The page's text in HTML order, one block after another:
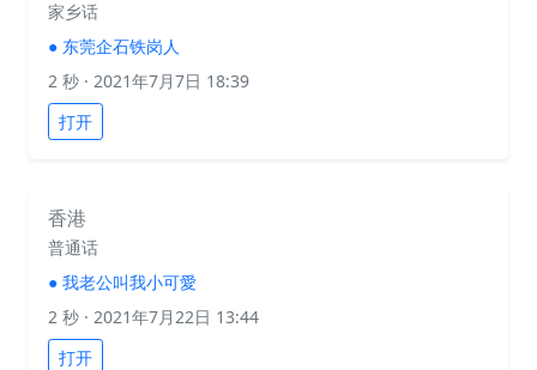
家乡话
● 东莞企石铁岗人
2 秒 · 2021年7月7日 18:39
打开
香港
普通话
● 我老公叫我小可愛
2 秒 · 2021年7月22日 13:44
打开